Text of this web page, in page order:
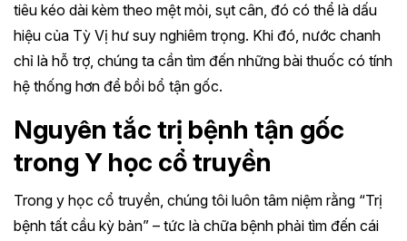
tiêu kéo dài kèm theo mệt mỏi, sụt cân, đó có thể là dấu
hiệu của Tỳ Vị hư suy nghiêm trọng. Khi đó, nước chanh
chỉ là hỗ trợ, chúng ta cần tìm đến những bài thuốc có tính
hệ thống hơn để bồi bổ tận gốc.
Nguyên tắc trị bệnh tận gốc
trong Y học cổ truyền
Trong y học cổ truyền, chúng tôi luôn tâm niệm rằng “Trị
bệnh tất cầu kỳ bản” – tức là chữa bệnh phải tìm đến cái